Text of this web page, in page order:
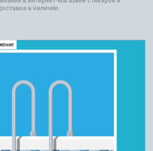
в наличии.